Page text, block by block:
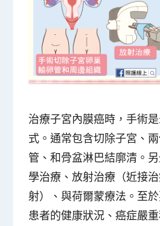
治療子宮內膜癌時，手術
式 。通常包含切除子宮、
管、和骨盆淋巴結廓清。
學治療、放射治療（近接
射）、與荷爾蒙療法。至
患者的健康狀況、癌症嚴